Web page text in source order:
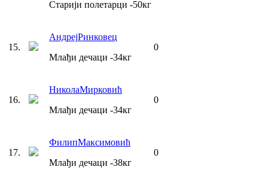
Старији полетарци -50кг
15.
АндрејРинковец
Млађи дечаци -34кг
0
16.
НиколаМирковић
Млађи дечаци -34кг
0
17.
ФилипМаксимовић
Млађи дечаци -38кг
0